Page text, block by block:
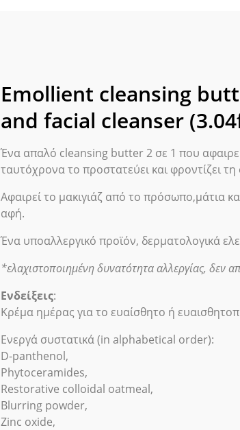
Emollient cleansing
and facial cleanser
Ένα απαλό cleansing butter 2 σε 1 που αφαιρεί
ταυτόχρονα το προστατεύει και φροντίζει
Αφαιρεί το μακιγιάζ από το πρόσωπο,μάτια
αφή.
Ένα υποαλλεργικό προϊόν, δερματολογικά
*ελαχιστοποιημένη δυνατότητα αλλεργίας, δεν
Ενδείξεις:
Κρέμα ημέρας για το ευαίσθητο ή
Ενεργά συστατικά (in alphabetical order):
D-panthenol,
Phytoceramides,
Restorative colloidal oatmeal,
Blurring powder,
Zinc oxide,